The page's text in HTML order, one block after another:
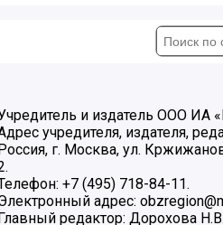
и издатель ООО ИА
учредителя, издателя,
г. Москва, ул.
+7 (495) 718-84-11.
адрес:
редактор: Дорохова Н.В.